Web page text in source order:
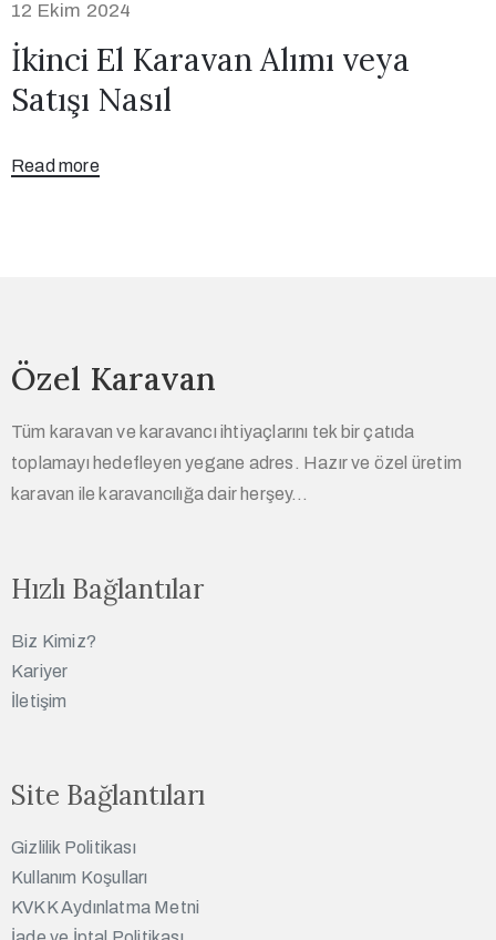
12 Ekim 2024
İkinci El Karavan Alımı veya
Satışı Nasıl
Read more
Özel Karavan
Tüm karavan ve karavancı ihtiyaçlarını tek bir çatıda
toplamayı hedefleyen yegane adres. Hazır ve özel üretim
karavan ile karavancılığa dair herşey…
Hızlı Bağlantılar
Biz Kimiz?
Kariyer
İletişim
Site Bağlantıları
Gizlilik Politikası
Kullanım Koşulları
KVKK Aydınlatma Metni